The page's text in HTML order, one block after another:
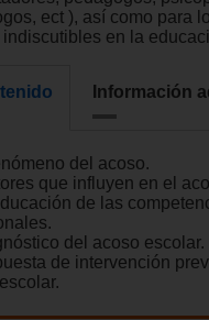
ect ), así como para
indiscutibles en la
Información
del acoso.
que influyen en el
de las
del acoso escolar.
de intervención